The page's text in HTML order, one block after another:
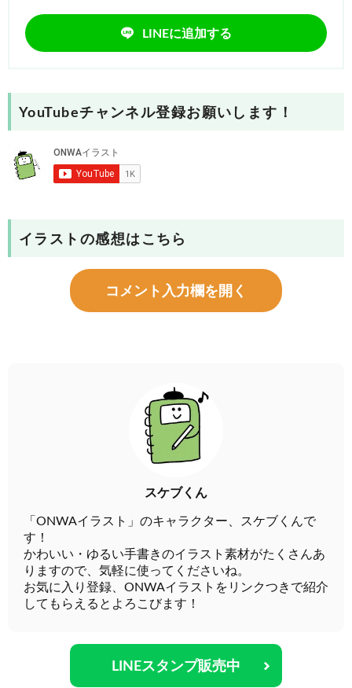
LINEに追加する
YouTubeチャンネル登録お願いします！
イラストの感想はこちら
コメント入力欄を開く
スケブくん
「ONWAイラスト」のキャラクター、スケブくんで
す！
かわいい・ゆるい手書きのイラスト素材がたくさんあ
りますので、気軽に使ってくださいね。
お気に入り登録、ONWAイラストをリンクつきで紹介
してもらえるとよろこびます！
LINEスタンプ販売中